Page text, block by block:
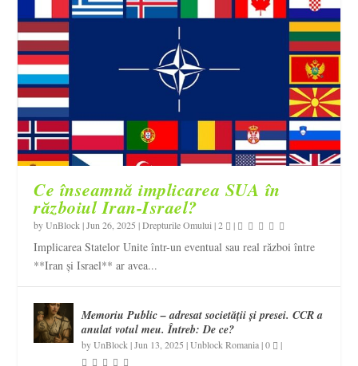
Ce înseamnă implicarea SUA în
războiul Iran-Israel?
byUnBlock |Jun 26, 2025 |Drepturile Omului |2 |
Implicarea Statelor Unite într-un eventual sau real război între
**Iran și Israel** ar avea...
Memoriu Public – adresat societății și presei. CCR a
anulat votul meu. Întreb: De ce?
byUnBlock |Jun 13, 2025 |Unblock Romania|0 |